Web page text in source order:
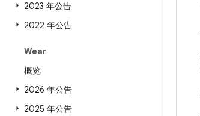
2023 年公告
2022 年公告
Wear
概览
2026 年公告
2025 年公告